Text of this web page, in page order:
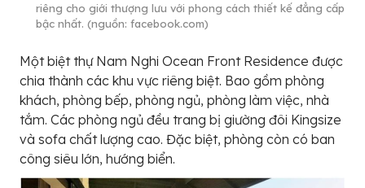
riêng cho giới thượng lưu với phong cách thiết kế đẳng cấp
bậc nhất. (nguồn: facebook.com)
Một biệt thự Nam Nghi Ocean Front Residence được
chia thành các khu vực riêng biệt. Bao gồm phòng
khách, phòng bếp, phòng ngủ, phòng làm việc, nhà
tắm. Các phòng ngủ đều trang bị giường đôi Kingsize
và sofa chất lượng cao. Đặc biệt, phòng còn có ban
công siêu lớn, hướng biển.